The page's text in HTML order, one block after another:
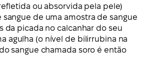
ou absorvida pela pele)
sangue de uma amostra de sangue
da picada no calcanhar do seu
agulha (o nível de bilirrubina na
sangue chamada soro é então